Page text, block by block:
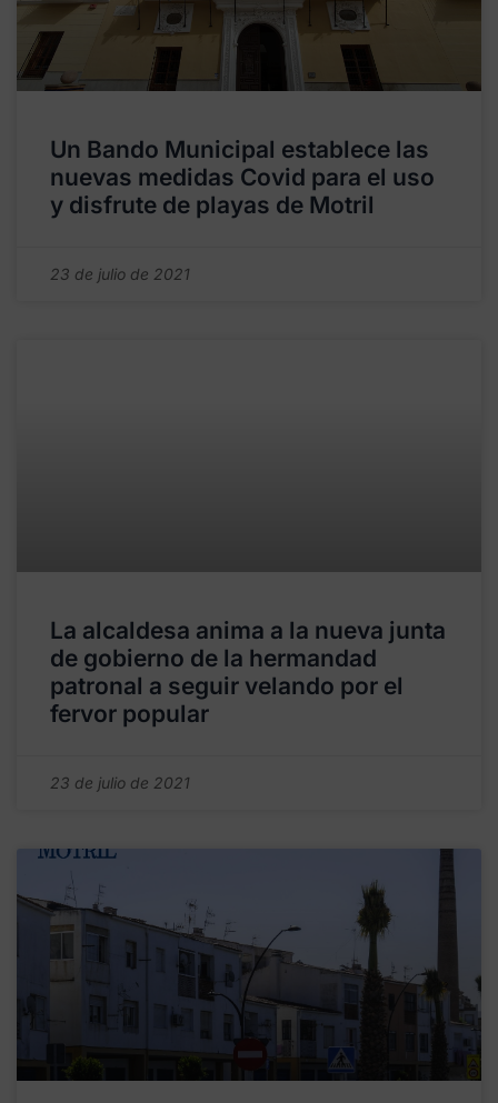
Un Bando Municipal establece las
nuevas medidas Covid para el uso
y disfrute de playas de Motril
23 de julio de 2021
La alcaldesa anima a la nueva junta
de gobierno de la hermandad
patronal a seguir velando por el
fervor popular
23 de julio de 2021